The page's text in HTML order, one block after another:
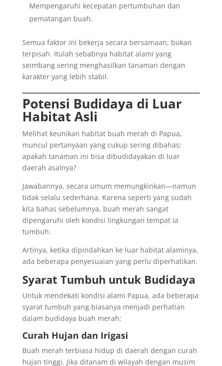
Mempengaruhi kecepatan pertumbuhan dan
pematangan buah.
Semua faktor ini bekerja secara bersamaan, bukan
terpisah. Itulah sebabnya habitat alami yang
seimbang sering menghasilkan tanaman dengan
karakter yang lebih stabil.
Potensi Budidaya di Luar
Habitat Asli
Melihat keunikan habitat buah merah di Papua,
muncul pertanyaan yang cukup sering dibahas:
apakah tanaman ini bisa dibudidayakan di luar
daerah asalnya?
Jawabannya, secara umum memungkinkan—namun
tidak selalu sederhana. Karena seperti yang sudah
kita bahas sebelumnya, buah merah sangat
dipengaruhi oleh kondisi lingkungan tempat ia
tumbuh.
Artinya, ketika dipindahkan ke luar habitat alaminya,
ada beberapa penyesuaian yang perlu diperhatikan.
Syarat Tumbuh untuk Budidaya
Untuk mendekati kondisi alami Papua, ada beberapa
syarat tumbuh yang biasanya menjadi perhatian
dalam budidaya buah merah:
Curah Hujan dan Irigasi
Buah merah terbiasa hidup di daerah dengan curah
hujan tinggi. Jika ditanam di wilayah dengan musim